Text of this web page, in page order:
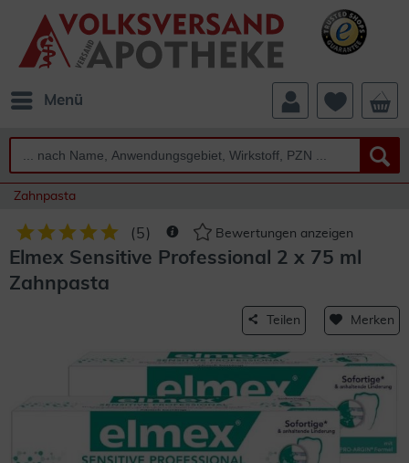
Menü
Zahnpasta
(5) Bewertungen anzeigen
Elmex Sensitive Professional 2 x 75 ml
Zahnpasta
Teilen Merken